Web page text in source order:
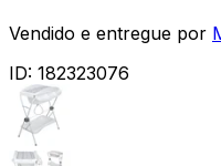
Vendido e entregue por
ID: 182323076